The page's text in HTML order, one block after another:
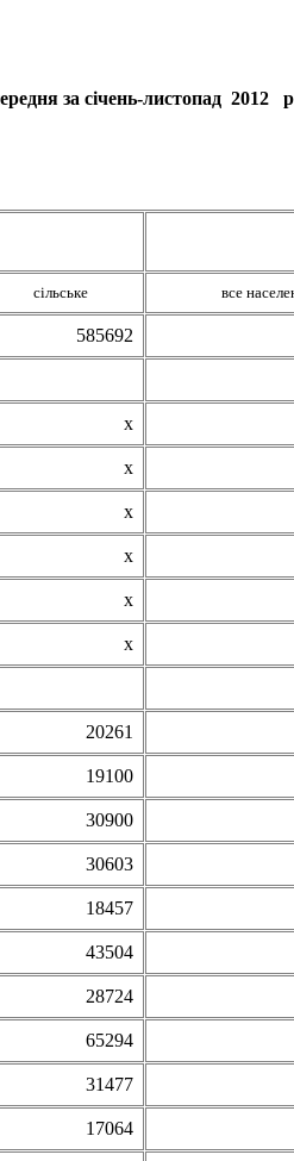
за січень-листопад 2012
сільське все
585692
х
х
х
х
х
х
20261
19100
30900
30603
18457
43504
28724
65294
31477
17064